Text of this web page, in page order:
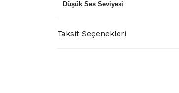
Düşük Ses Seviyesi
Taksit Seçenekleri